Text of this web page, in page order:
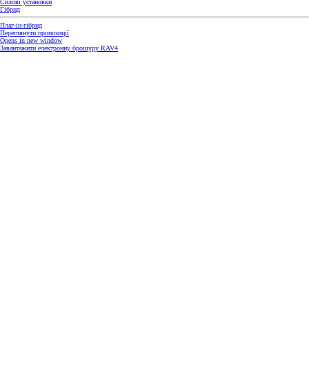
Силові установки
Гібрид
Плаг-ін-гібрид
Переглянути пропозиції
Opens in new window
Завантажити електронну брошуру RAV4